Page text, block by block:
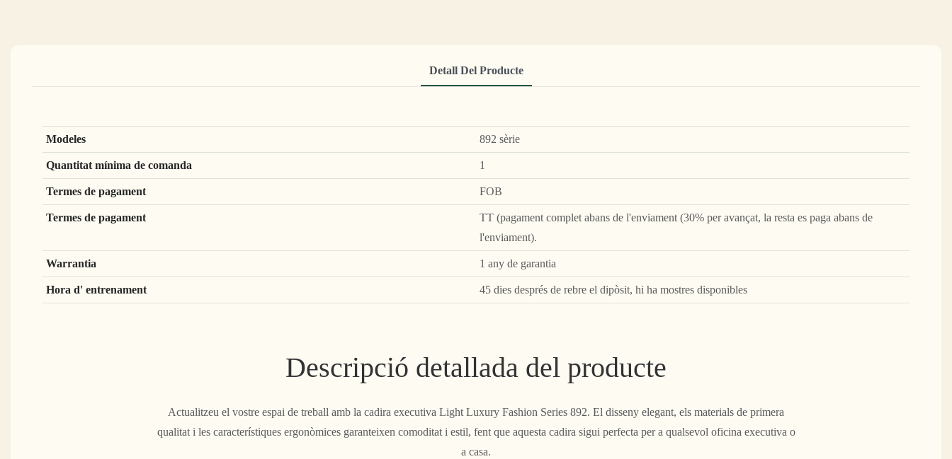
Detall Del Producte
Modeles
892 sèrie
Quantitat mínima de comanda
1
Termes de pagament
FOB
Termes de pagament
TT (pagament complet abans de l'enviament (30% per avançat, la resta es paga abans de
l'enviament).
Warrantia
1 any de garantia
Hora d' entrenament
45 dies després de rebre el dipòsit, hi ha mostres disponibles
Descripció detallada del producte
Actualitzeu el vostre espai de treball amb la cadira executiva Light Luxury Fashion Series 892. El disseny elegant, els materials de primera
qualitat i les característiques ergonòmices garanteixen comoditat i estil, fent que aquesta cadira sigui perfecta per a qualsevol oficina executiva o
a casa.